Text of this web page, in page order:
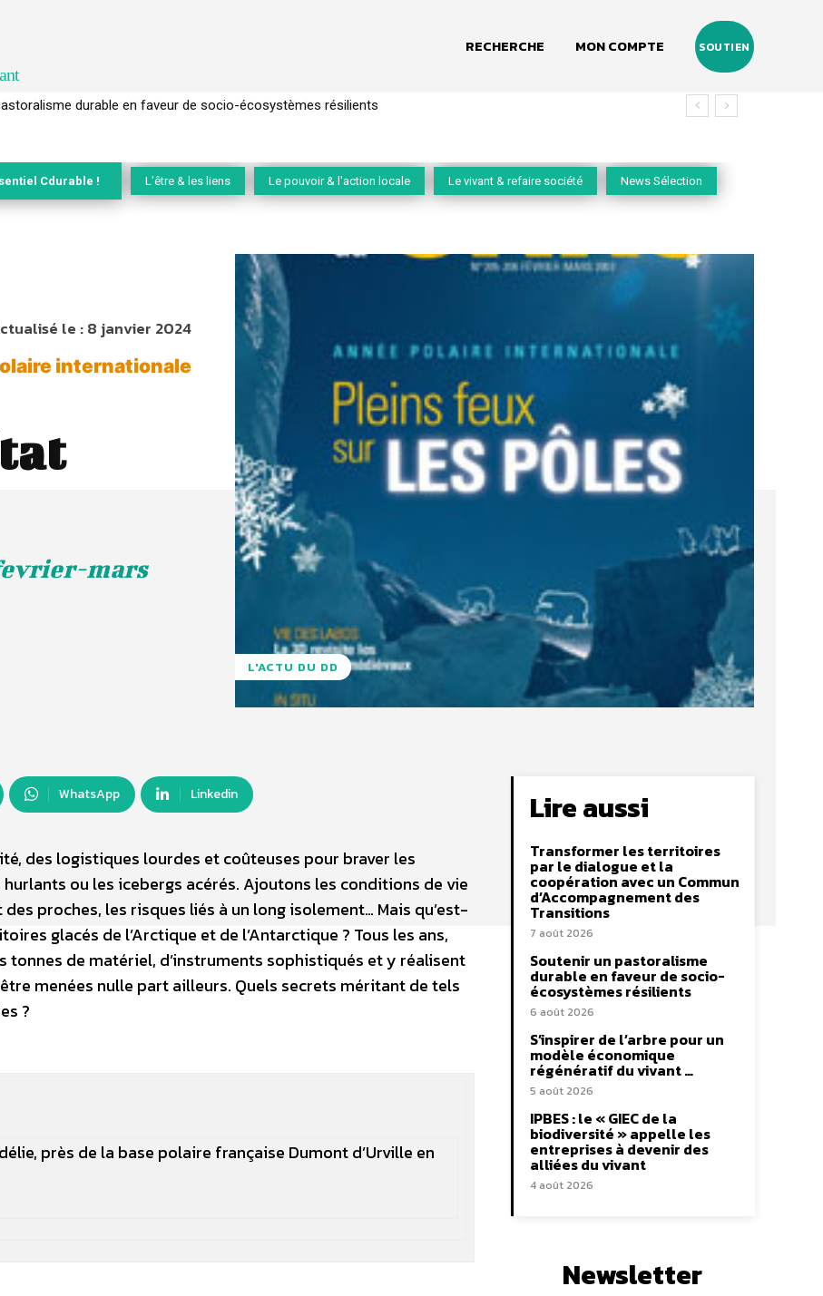
RECHERCHE MON COMPTE SOUTIEN
pour un modèle économique régénératif du vivant …
Cdurable ! L'être & les liens Le pouvoir & l'action locale Le vivant & refaire société News Sélection
le :8 janvier 2024
internationale
mars
L'ACTU DU DD
WhatsApp Linkedin
des logistiques lourdes et coûteuses pour braver les
ou les icebergs acérés. Ajoutons les conditions de vie
proches, les risques liés à un long isolement… Mais qu’est-
glacés de l’Arctique et de l’Antarctique ? Tous les ans,
tonnes de matériel, d’instruments sophistiqués et y réalisent
menées nulle part ailleurs. Quels secrets méritant de tels
?
près de la base polaire française Dumont d’Urville en
Lire aussi
Transformer les territoires
par le dialogue et la
coopération avec un Commun
d’Accompagnement des
Transitions
7 août 2026
Soutenir un pastoralisme
durable en faveur de socio-
écosystèmes résilients
6 août 2026
S’inspirer de l’arbre pour un
modèle économique
régénératif du vivant …
5 août 2026
IPBES : le « GIEC de la
biodiversité » appelle les
entreprises à devenir des
alliées du vivant
4 août 2026
Newsletter